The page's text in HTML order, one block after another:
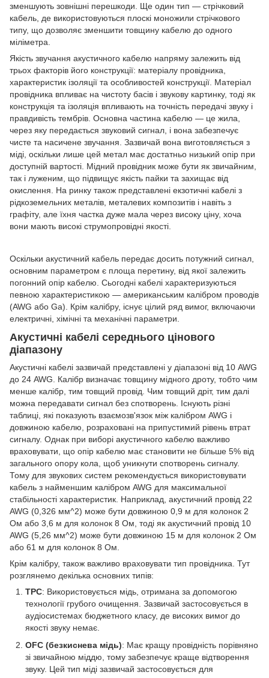
зменшують зовнішні перешкоди. Ще один тип — стрічковий
кабель, де використовуються плоскі моножили стрічкового
типу, що дозволяє зменшити товщину кабелю до одного
міліметра.
Якість звучання акустичного кабелю напряму залежить від
трьох факторів його конструкції: матеріалу провідника,
характеристик ізоляції та особливостей конструкції. Матеріал
провідника впливає на чистоту басів і звукову картинку, тоді як
конструкція та ізоляція впливають на точність передачі звуку і
правдивість тембрів. Основна частина кабелю — це жила,
через яку передається звуковий сигнал, і вона забезпечує
чисте та насичене звучання. Зазвичай вона виготовляється з
міді, оскільки лише цей метал має достатньо низький опір при
доступній вартості. Мідний провідник може бути як звичайним,
так і луженим, що підвищує якість пайки та захищає від
окислення. На ринку також представлені екзотичні кабелі з
рідкоземельних металів, металевих композитів і навіть з
графіту, але їхня частка дуже мала через високу ціну, хоча
вони мають високі струмопровідні якості.
Оскільки акустичний кабель передає досить потужний сигнал,
основним параметром є площа перетину, від якої залежить
погонний опір кабелю. Сьогодні кабелі характеризуються
певною характеристикою — американським калібром проводів
(AWG або Ga). Крім калібру, існує цілий ряд вимог, включаючи
електричні, хімічні та механічні параметри.
Акустичні кабелі середнього цінового
діапазону
Акустичні кабелі зазвичай представлені у діапазоні від 10 AWG
до 24 AWG. Калібр визначає товщину мідного дроту, тобто чим
менше калібр, тим товщий провід. Чим товщий дріт, тим далі
можна передавати сигнал без спотворень. Існують різні
таблиці, які показують взаємозв'язок між калібром AWG і
довжиною кабелю, розраховані на припустимий рівень втрат
сигналу. Однак при виборі акустичного кабелю важливо
враховувати, що опір кабелю має становити не більше 5% від
загального опору кола, щоб уникнути спотворень сигналу.
Тому для звукових систем рекомендується використовувати
кабель з найменшим калібром AWG для максимальної
стабільності характеристик. Наприклад, акустичний провід 22
AWG (0,326 мм^2) може бути довжиною 0,9 м для колонок 2
Ом або 3,6 м для колонок 8 Ом, тоді як акустичний провід 10
AWG (5,26 мм^2) може бути довжиною 15 м для колонок 2 Ом
або 61 м для колонок 8 Ом.
Крім калібру, також важливо враховувати тип провідника. Тут
розглянемо декілька основних типів:
ТРС: Використовується мідь, отримана за допомогою
технології грубого очищення. Зазвичай застосовується в
аудіосистемах бюджетного класу, де високих вимог до
якості звуку немає.
OFC (безкиснева мідь): Має кращу провідність порівняно
зі звичайною міддю, тому забезпечує краще відтворення
звуку. Цей тип міді зазвичай застосовується для